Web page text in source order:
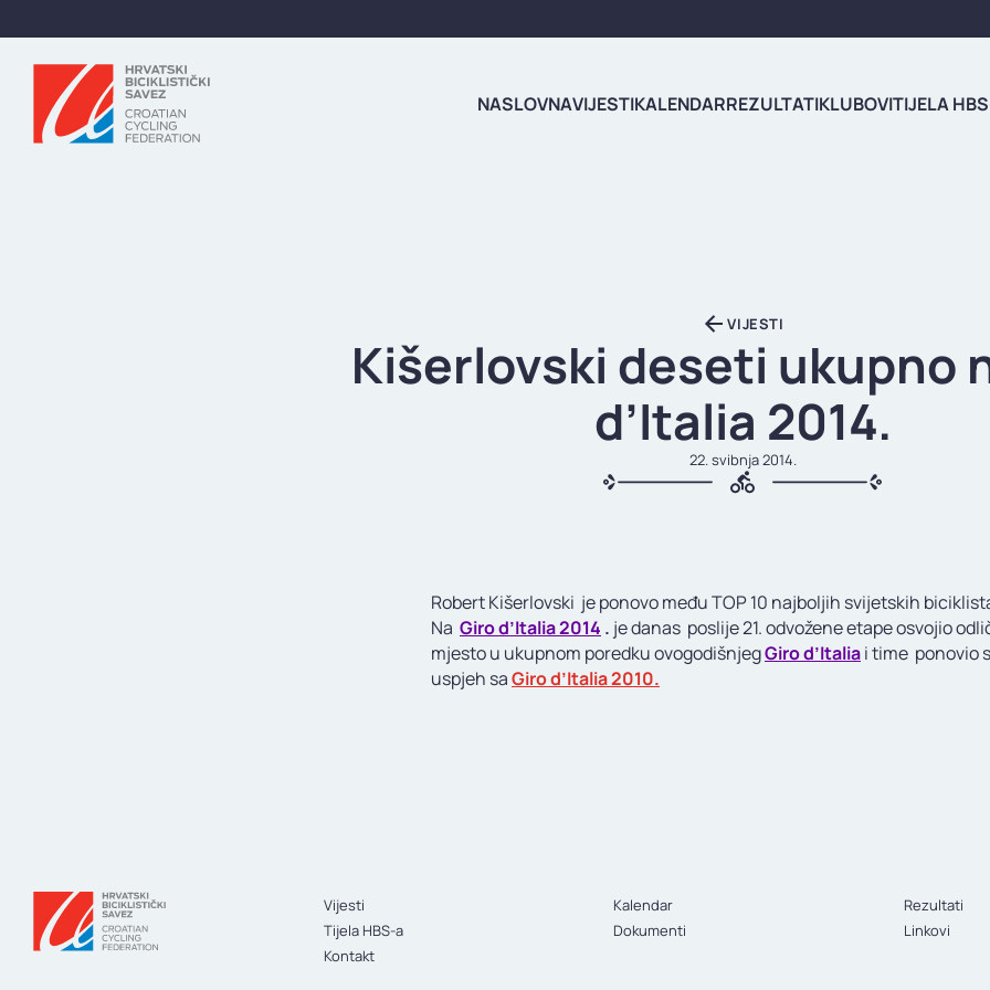
NASLOVNAVIJESTIKALENDARREZULTATIKLUBOVITIJELA
VIJESTI
Kišerlovski deseti ukupno
d’Italia 2014.
22. svibnja 2014.
Robert Kišerlovski je ponovo među TOP 10 najboljih svijetskih
Na Giro d’Italia 2014 . je danas poslije 21. odvožene etape osvojio
mjesto u ukupnom poredku ovogodišnjegGiro d’Italiai time ponovio
uspjeh saGiro d’Italia 2010.
Vijesti Kalendar
Rezultati
Tijela HBS-a
Dokumenti
Linkovi
Kontakt